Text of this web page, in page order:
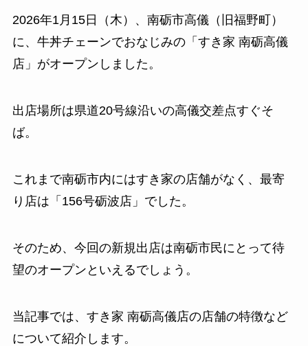
2026年1月15日（木）、南砺市高儀（旧福野町）
に、牛丼チェーンでおなじみの「すき家 南砺高儀
店」がオープンしました。
出店場所は県道20号線沿いの高儀交差点すぐそ
ば。
これまで南砺市内にはすき家の店舗がなく、最寄
り店は「156号砺波店」でした。
そのため、今回の新規出店は南砺市民にとって待
望のオープンといえるでしょう。
当記事では、すき家 南砺高儀店の店舗の特徴など
について紹介します。